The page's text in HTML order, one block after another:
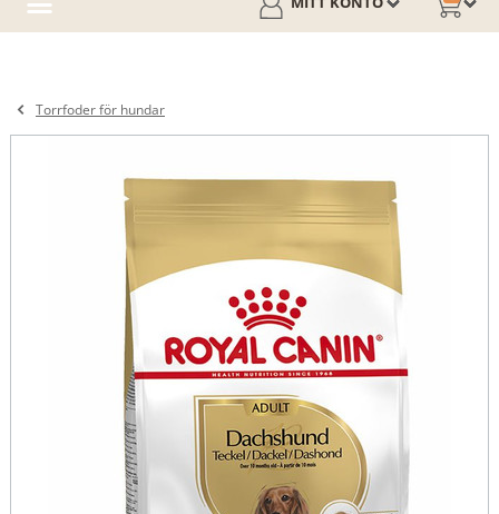
Torrfoder för hundar